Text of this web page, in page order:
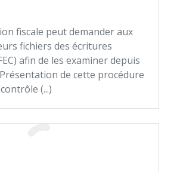
fiscale peut demander aux
fichiers des écritures
afin de les examiner depuis
de cette procédure
(...)